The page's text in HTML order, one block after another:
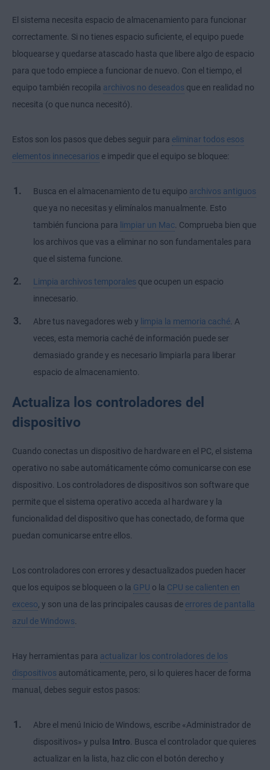
El sistema necesita espacio de almacenamiento para funcionar
correctamente. Si no tienes espacio suficiente, el equipo puede
bloquearse y quedarse atascado hasta que libere algo de espacio
para que todo empiece a funcionar de nuevo. Con el tiempo, el
equipo también recopila archivos no deseados que en realidad no
necesita (o que nunca necesitó).
Estos son los pasos que debes seguir para eliminar todos esos
elementos innecesarios e impedir que el equipo se bloquee:
Busca en el almacenamiento de tu equipo archivos antiguos
que ya no necesitas y elimínalos manualmente. Esto
también funciona para limpiar un Mac. Comprueba bien que
los archivos que vas a eliminar no son fundamentales para
que el sistema funcione.
Limpia archivos temporales que ocupen un espacio
innecesario.
Abre tus navegadores web y limpia la memoria caché. A
veces, esta memoria caché de información puede ser
demasiado grande y es necesario limpiarla para liberar
espacio de almacenamiento.
Actualiza los controladores del
dispositivo
Cuando conectas un dispositivo de hardware en el PC, el sistema
operativo no sabe automáticamente cómo comunicarse con ese
dispositivo. Los controladores de dispositivos son software que
permite que el sistema operativo acceda al hardware y la
funcionalidad del dispositivo que has conectado, de forma que
puedan comunicarse entre ellos.
Los controladores con errores y desactualizados pueden hacer
que los equipos se bloqueen o la GPU o la CPU se calienten en
exceso, y son una de las principales causas de errores de pantalla
azul de Windows.
Hay herramientas para actualizar los controladores de los
dispositivos automáticamente, pero, si lo quieres hacer de forma
manual, debes seguir estos pasos:
Abre el menú Inicio de Windows, escribe «Administrador de
dispositivos» y pulsa Intro. Busca el controlador que quieres
actualizar en la lista, haz clic con el botón derecho y